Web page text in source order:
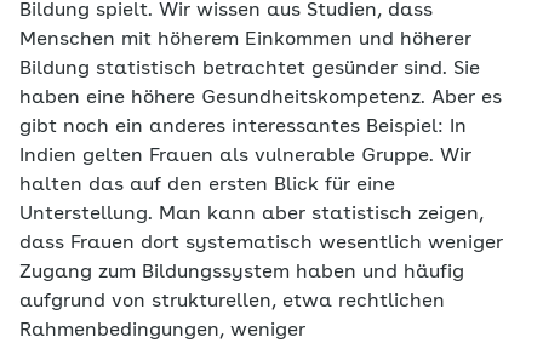
Bildung spielt. Wir wissen aus Studien, dass
Menschen mit höherem Einkommen und höherer
Bildung statistisch betrachtet gesünder sind. Sie
haben eine höhere Gesundheitskompetenz. Aber es
gibt noch ein anderes interessantes Beispiel: In
Indien gelten Frauen als vulnerable Gruppe. Wir
halten das auf den ersten Blick für eine
Unterstellung. Man kann aber statistisch zeigen,
dass Frauen dort systematisch wesentlich weniger
Zugang zum Bildungssystem haben und häufig
aufgrund von strukturellen, etwa rechtlichen
Rahmenbedingungen, weniger